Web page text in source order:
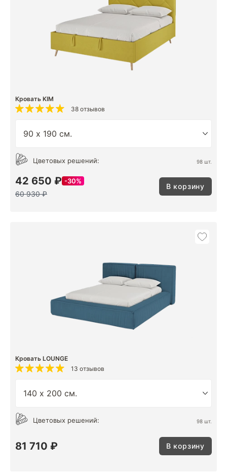
Кровать KIM
38 отзывов
Цветовых решений: 98 шт.
42 650 ₽ 30%
60 930 ₽
В корзину
Кровать LOUNGE
13 отзывов
Цветовых решений: 98 шт.
81 710 ₽ В корзину